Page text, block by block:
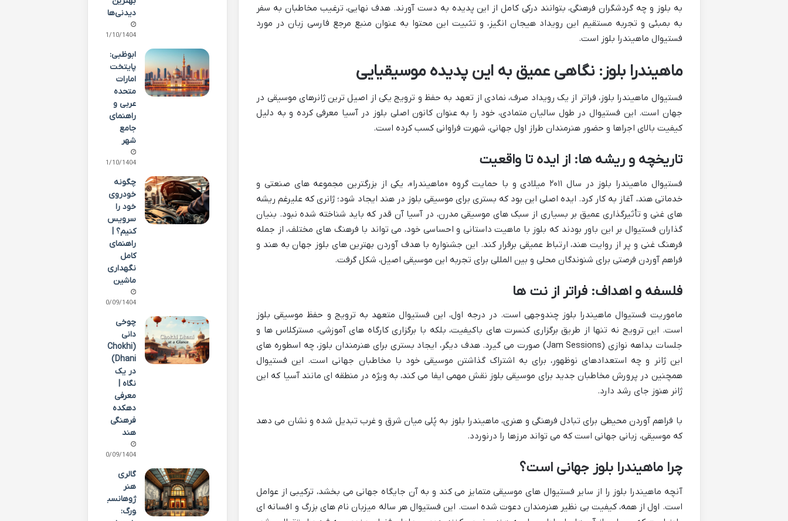
به بلوز و چه گردشگران فرهنگی، بتوانند درکی کامل از این پدیده به دست آورند. هدف نهایی، ترغیب مخاطبان به سفر
به بمبئی و تجربه مستقیم این رویداد هیجان انگیز، و تثبیت این محتوا به عنوان منبع مرجع فارسی زبان در مورد
فستیوال ماهیندرا بلوز است.
ماهیندرا بلوز: نگاهی عمیق به این پدیده موسیقیایی
فستیوال ماهیندرا بلوز، فراتر از یک رویداد صرف، نمادی از تعهد به حفظ و ترویج یکی از اصیل ترین ژانرهای موسیقی در
جهان است. این فستیوال در طول سالیان متمادی، خود را به عنوان کانون اصلی بلوز در آسیا معرفی کرده و به دلیل
کیفیت بالای اجراها و حضور هنرمندان طراز اول جهانی، شهرت فراوانی کسب کرده است.
تاریخچه و ریشه ها: از ایده تا واقعیت
فستیوال ماهیندرا بلوز در سال ۲۰۱۱ میلادی و با حمایت گروه «ماهیندرا»، یکی از بزرگترین مجموعه های صنعتی و
خدماتی هند، آغاز به کار کرد. ایده اصلی این بود که بستری برای موسیقی بلوز در هند ایجاد شود؛ ژانری که علیرغم ریشه
های غنی و تأثیرگذاری عمیق بر بسیاری از سبک های موسیقی مدرن، در آسیا آن قدر که باید شناخته شده نبود. بنیان
گذاران فستیوال بر این باور بودند که بلوز با ماهیت داستانی و احساسی خود، می تواند با فرهنگ های مختلف، از جمله
فرهنگ غنی و پر از روایت هند، ارتباط عمیقی برقرار کند. این جشنواره با هدف آوردن بهترین های بلوز جهان به هند و
فراهم آوردن فرصتی برای شنوندگان محلی و بین المللی برای تجربه این موسیقی اصیل، شکل گرفت.
فلسفه و اهداف: فراتر از نت ها
ماموریت فستیوال ماهیندرا بلوز چندوجهی است. در درجه اول، این فستیوال متعهد به ترویج و حفظ موسیقی بلوز
است. این ترویج نه تنها از طریق برگزاری کنسرت های باکیفیت، بلکه با برگزاری کارگاه های آموزشی، مسترکلاس ها و
جلسات بداهه نوازی (Jam Sessions) صورت می گیرد. هدف دیگر، ایجاد بستری برای هنرمندان بلوز، چه اسطوره های
این ژانر و چه استعدادهای نوظهور، برای به اشتراک گذاشتن موسیقی خود با مخاطبان جهانی است. این فستیوال
همچنین در پرورش مخاطبان جدید برای موسیقی بلوز نقش مهمی ایفا می کند، به ویژه در منطقه ای مانند آسیا که این
ژانر هنوز جای رشد دارد.
با فراهم آوردن محیطی برای تبادل فرهنگی و هنری، ماهیندرا بلوز به پُلی میان شرق و غرب تبدیل شده و نشان می دهد
که موسیقی، زبانی جهانی است که می تواند مرزها را درنوردد.
چرا ماهیندرا بلوز جهانی است؟
آنچه ماهیندرا بلوز را از سایر فستیوال های موسیقی متمایز می کند و به آن جایگاه جهانی می بخشد، ترکیبی از عوامل
است. اول از همه، کیفیت بی نظیر هنرمندان دعوت شده است. این فستیوال هر ساله میزبان نام های بزرگ و افسانه ای
دیدنی‌ها
01/10/1404
ابوظبی:
پایتخت
امارات
متحده
عربی و
راهنمای
جامع
شهر
01/10/1404
چگونه
خودروی
خود را
سرویس
کنیم؟ |
راهنمای
کامل
نگهداری
ماشین
30/09/1404
چوخی
دانی
(Chokhi
Dhani)
در یک
نگاه |
معرفی
دهکده
فرهنگی
هند
30/09/1404
گالری
هنر
ژوهانسب
ورگ: